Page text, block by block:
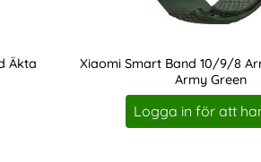
Äkta
Xiaomi Smart Band 10/9/8
Army Green
Art. nr 219602
Logga in för att